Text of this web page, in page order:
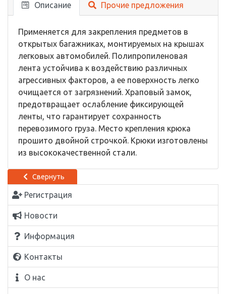
Свернуть
Регистрация
Новости
Информация
Контакты
О нас
Описание Прочие предложения
Применяется для закрепления предметов в
открытых багажниках, монтируемых на крышах
легковых автомобилей. Полипропиленовая
лента устойчива к воздействию различных
агрессивных факторов, а ее поверхность легко
очищается от загрязнений. Храповый замок,
предотвращает ослабление фиксирующей
ленты, что гарантирует сохранность
перевозимого груза. Место крепления крюка
прошито двойной строчкой. Крюки изготовлены
из высококачественной стали.